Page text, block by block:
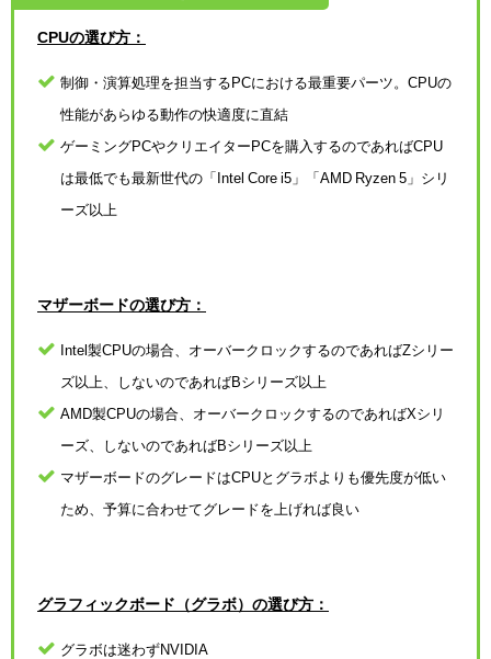
CPUの選び方：
制御・演算処理を担当するPCにおける最重要パーツ。CPUの
性能があらゆる動作の快適度に直結
ゲーミングPCやクリエイターPCを購入するのであればCPU
は最低でも最新世代の「Intel Core i5」「AMD Ryzen 5」シリ
ーズ以上
マザーボードの選び方：
Intel製CPUの場合、オーバークロックするのであればZシリー
ズ以上、しないのであればBシリーズ以上
AMD製CPUの場合、オーバークロックするのであればXシリ
ーズ、しないのであればBシリーズ以上
マザーボードのグレードはCPUとグラボよりも優先度が低い
ため、予算に合わせてグレードを上げれば良い
グラフィックボード（グラボ）の選び方：
グラボは迷わずNVIDIA